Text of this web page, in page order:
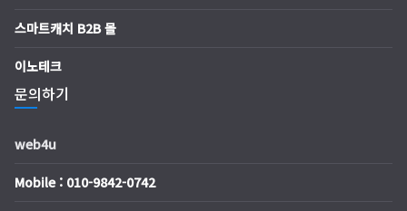
스마트캐치 B2B 몰
이노테크
문의하기
web4u
Mobile : 010-9842-0742